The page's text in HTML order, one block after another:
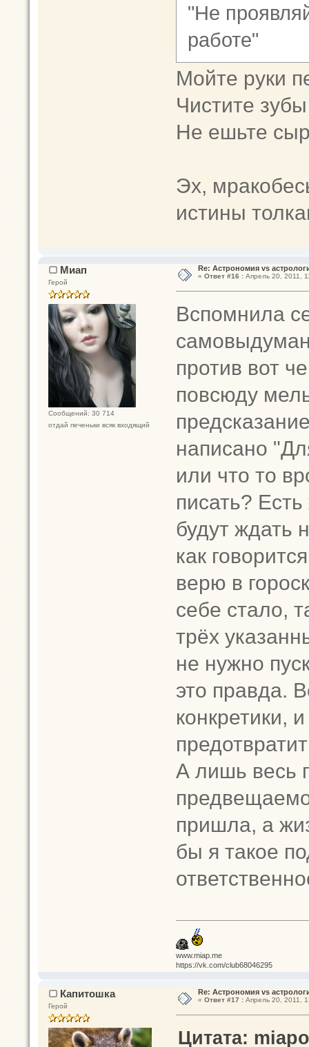
"Не
работе"
Мойте руки
Чистите
Не ешьте
Эх,
истины
Миап
Герой
Сообщений: 30 714
отдай печеньки всяк входящий
Re: Астрономия vs
« Ответ #16 :Апрель 20, 2011,
Вспомнила
против вот
повсюду
написано
или что то
писать?
будут ждать
как
верю в
себе стало,
трёх
не нужно
это правда.
конкретики,
А лишь весь
пришла, а
бы я такое
www.miap.me
https://vk.com/club68046295
Капитошка
Герой
Re: Астрономия vs
« Ответ #17 :Апрель 20, 2011,
Цитата: